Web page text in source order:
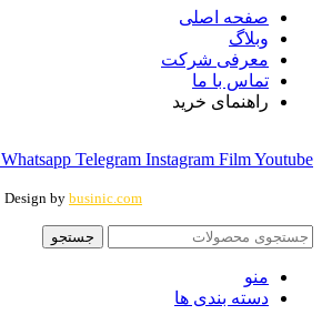
صفحه اصلی
وبلاگ
معرفی شرکت
تماس با ما
راهنمای خرید
Whatsapp Telegram Instagram FilmYoutube
Design by businic.com
جستجو
منو
دسته بندی ها